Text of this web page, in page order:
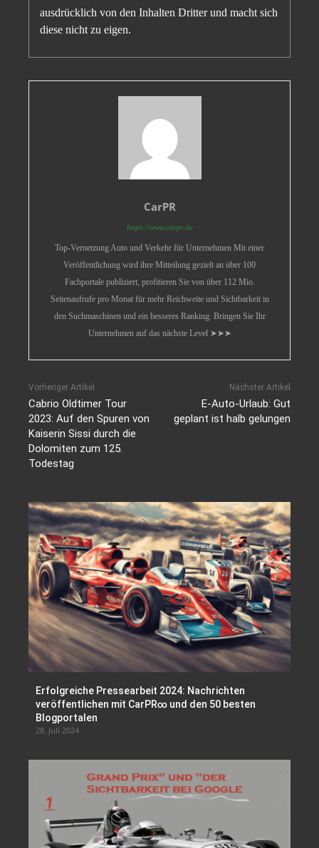
ausdrücklich von den Inhalten Dritter und macht sich
diese nicht zu eigen.
CarPR
https://www.carpr.de
Top-Vernetzung Auto und Verkehr für Unternehmen Mit einer
Veröffentlichung wird ihre Mitteilung gezielt an über 100
Fachportale publiziert, profitieren Sie von über 112 Mio.
Seitenaufrufe pro Monat für mehr Reichweite und Sichtbarkeit in
den Suchmaschinen und ein besseres Ranking. Bringen Sie Ihr
Unternehmen auf das nächste Level ➤➤➤
Vorheriger Artikel
Cabrio Oldtimer Tour
2023: Auf den Spuren von
Kaiserin Sissi durch die
Dolomiten zum 125.
Todestag
Nächster Artikel
E-Auto-Urlaub: Gut
geplant ist halb gelungen
Erfolgreiche Pressearbeit 2024: Nachrichten
veröffentlichen mit CarPR∞ und den 50 besten
Blogportalen
28. Juli 2024